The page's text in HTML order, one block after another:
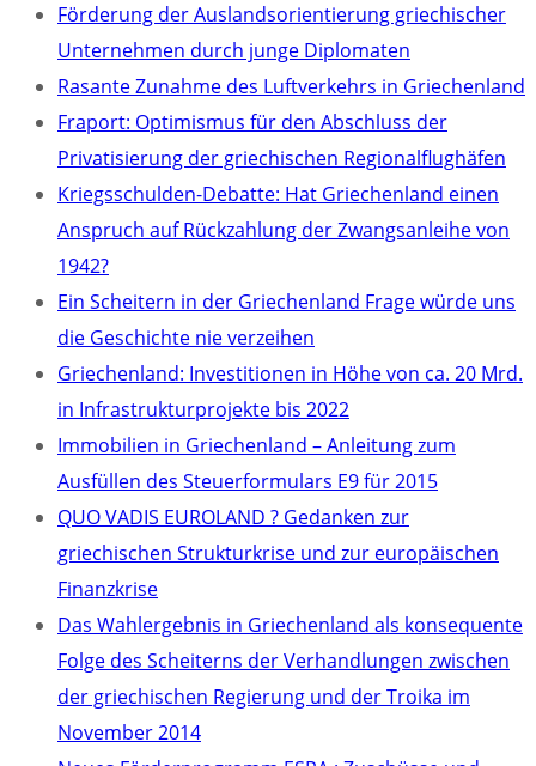
Förderung der Auslandsorientierung griechischer
Unternehmen durch junge Diplomaten
Rasante Zunahme des Luftverkehrs in Griechenland
Fraport: Optimismus für den Abschluss der
Privatisierung der griechischen Regionalflughäfen
Kriegsschulden-Debatte: Hat Griechenland einen
Anspruch auf Rückzahlung der Zwangsanleihe von
1942?
Ein Scheitern in der Griechenland Frage würde uns
die Geschichte nie verzeihen
Griechenland: Investitionen in Höhe von ca. 20 Mrd.
in Infrastrukturprojekte bis 2022
Immobilien in Griechenland – Anleitung zum
Ausfüllen des Steuerformulars E9 für 2015
QUO VADIS EUROLAND ? Gedanken zur
griechischen Strukturkrise und zur europäischen
Finanzkrise
Das Wahlergebnis in Griechenland als konsequente
Folge des Scheiterns der Verhandlungen zwischen
der griechischen Regierung und der Troika im
November 2014